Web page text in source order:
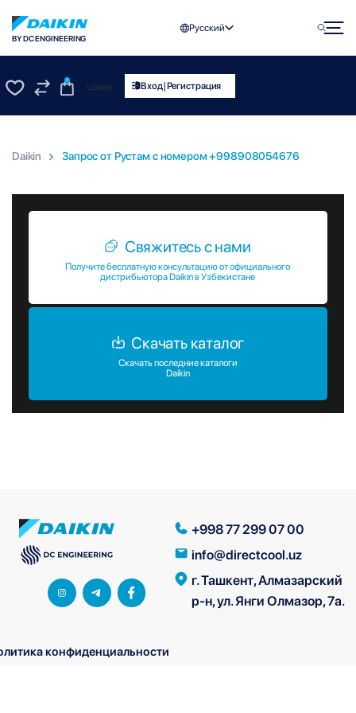
BY DC ENGINEERING
Русский
0
UZS0.00 Вход|Регистрация
Daikin Запрос от Рустам c номером +998908054676
Свяжитесь с нами
Получите бесплатную консультацию от официального
дистрибьютора Daikin в Узбекистане
Скачать каталог
Скачать последние каталоги
Daikin
+998 77 299 07 00
info@directcool.uz
г. Ташкент, Алмазарский
р-н, ул. Янги Олмазор, 7а.
конфиденциальности